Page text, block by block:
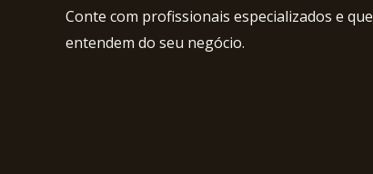
Conte com profissionais especializados e que
entendem do seu negócio.